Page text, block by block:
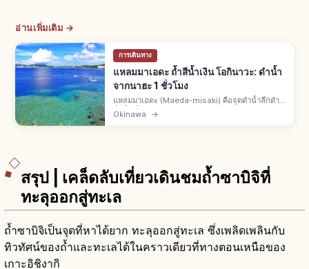
อ่านเพิ่มเติม →
การเดินทาง
แหลมมาเอดะ ถ้ำสีน้ำเงิน โอกินาวะ: ดำน้ำ
จากนาฮะ 1 ชั่วโมง
แหลมมาเอดะ (Maeda-misaki) คือจุดดำน้ำลึกดำ
น้ำตื้นชั้นนำหมู่บ้านอนนะ ตอนกลางเกาะหลักโอกิน
Okinawa →
สรุป | เคล็ดลับเที่ยวเดินชมถ้ำซาบิจิที่
ทะลุออกสู่ทะเล
ถ้ำซาบิจิเป็นจุดที่หาได้ยาก ทะลุออกสู่ทะเล ซึ่งเพลิดเพลินกับ
ทิวทัศน์ของถ้ำและทะเลได้ในคราวเดียวที่ทางตอนเหนือของ
เกาะอิชิงากิ